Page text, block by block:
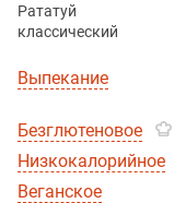
Рататуй
классический
Выпекание
Безглютеновое
Низкокалорийное
Веганское